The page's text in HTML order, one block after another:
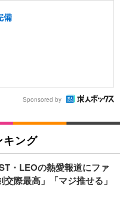
備
Sponsored by
キング
・LEOの熱愛報道にファ
交際最高」「マジ推せる」